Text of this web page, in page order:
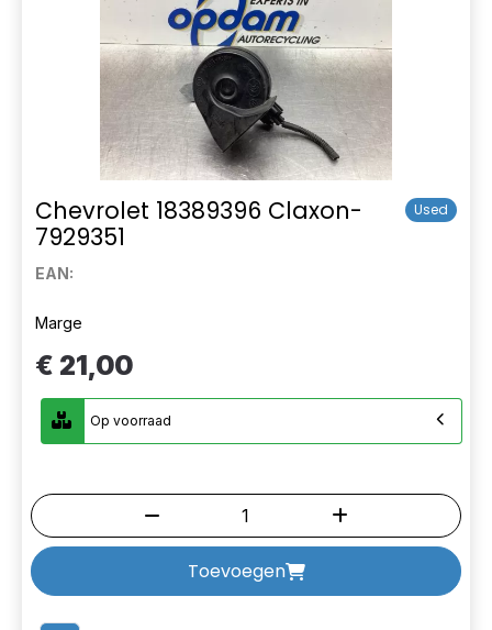
Chevrolet 18389396 Claxon-
7929351
Used
EAN:
Marge
€ 21,00
Op voorraad
Toevoegen